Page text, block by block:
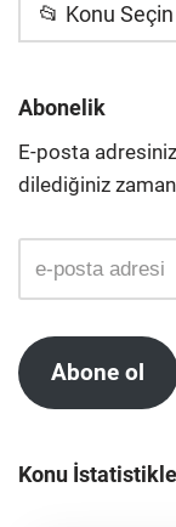
📂 Konu Seçin
Abonelik
E-posta
dilediğiniz
Abone ol
Konu